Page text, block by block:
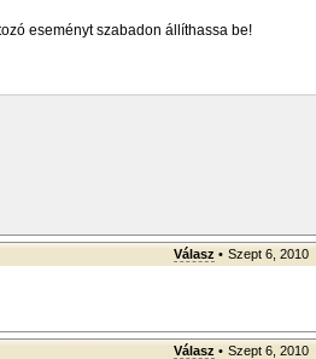
eseményt szabadon állíthassa be!
Válasz • Szept 6, 2010
Válasz • Szept 6, 2010